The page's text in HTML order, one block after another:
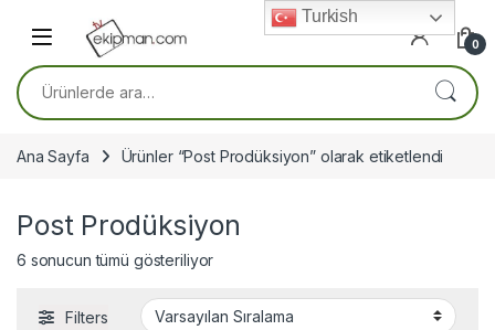
0
Ara:
Ana Sayfa Ürünler “Post Prodüksiyon” olarak etiketlendi
Post Prodüksiyon
6 sonucun tümü gösteriliyor
Filters
Turkish